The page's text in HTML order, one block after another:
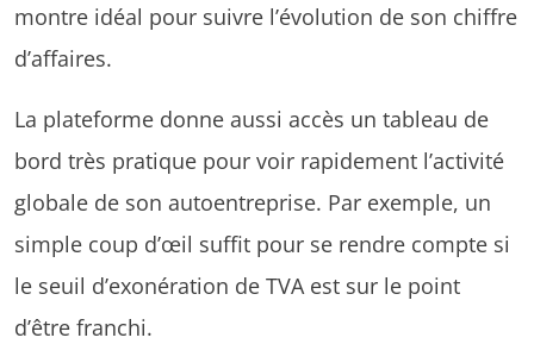
montre idéal pour suivre l’évolution de son chiffre
d’affaires.
La plateforme donne aussi accès un tableau de
bord très pratique pour voir rapidement l’activité
globale de son autoentreprise. Par exemple, un
simple coup d’œil suffit pour se rendre compte si
le seuil d’exonération de TVA est sur le point
d’être franchi.